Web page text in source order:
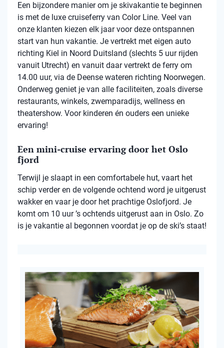
Een bijzondere manier om je skivakantie te beginnen
is met de luxe cruiseferry van Color Line. Veel van
onze klanten kiezen elk jaar voor deze ontspannen
start van hun vakantie. Je vertrekt met eigen auto
richting Kiel in Noord Duitsland (slechts 5 uur rijden
vanuit Utrecht) en vanuit daar vertrekt de ferry om
14.00 uur, via de Deense wateren richting Noorwegen.
Onderweg geniet je van alle faciliteiten, zoals diverse
restaurants, winkels, zwemparadijs, wellness en
theatershow. Voor kinderen én ouders een unieke
ervaring!
Een mini-cruise ervaring door het Oslo
fjord
Terwijl je slaapt in een comfortabele hut, vaart het
schip verder en de volgende ochtend word je uitgerust
wakker en vaar je door het prachtige Oslofjord. Je
komt om 10 uur ’s ochtends uitgerust aan in Oslo. Zo
is je vakantie al begonnen voordat je op de ski’s staat!